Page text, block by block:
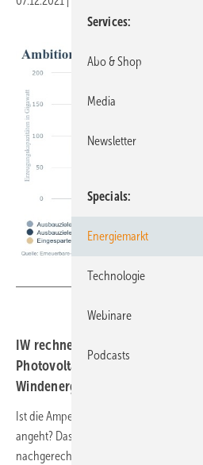
IW rechnet nach: Das größte
Photovoltaik. Und was bringt der
Windenergie?
Ist die Ampel auf dem richtigen Kurs
angeht? Das Instituts der deutschen
nachgerechnet: rund 172 Millionen
Services
Abo & Shop
Media
Newsletter
Specials
Energiemarkt
Technologie
Webinare
Podcasts